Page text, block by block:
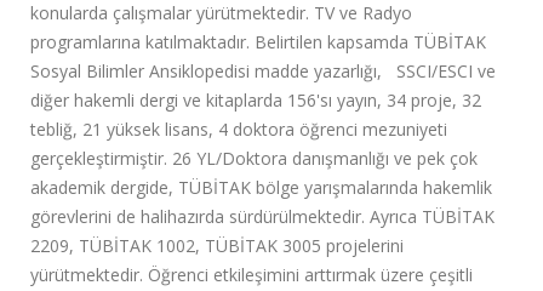
konularda çalışmalar yürütmektedir. TV ve Radyo
programlarına katılmaktadır. Belirtilen kapsamda TÜBİTAK
Sosyal Bilimler Ansiklopedisi madde yazarlığı, SSCI/ESCI ve
diğer hakemli dergi ve kitaplarda 156'sı yayın, 34 proje, 32
tebliğ, 21 yüksek lisans, 4 doktora öğrenci mezuniyeti
gerçekleştirmiştir. 26 YL/Doktora danışmanlığı ve pek çok
akademik dergide, TÜBİTAK bölge yarışmalarında hakemlik
görevlerini de halihazırda sürdürülmektedir. Ayrıca TÜBİTAK
2209, TÜBİTAK 1002, TÜBİTAK 3005 projelerini
yürütmektedir. Öğrenci etkileşimini arttırmak üzere çeşitli